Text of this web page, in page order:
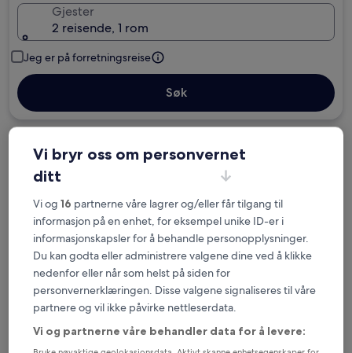
Gjester
2 reisende, 1 rom
Jeg er på forretningsreise
Søk
Alternativer med gratis avbestilling hvis
planene endrer seg
Samle fordeler for hver natt du
gjennomfører
Spar mer med medlemspriser
Sjekk priser på disse datoene
Vi bryr oss om personvernet
ditt
Vi og 16 partnerne våre lagrer og/eller får tilgang til
informasjon på en enhet, for eksempel unike ID-er i
informasjonskapsler for å behandle personopplysninger.
Du kan godta eller administrere valgene dine ved å klikke
nedenfor eller når som helst på siden for
personvernerklæringen. Disse valgene signaliseres til våre
partnere og vil ikke påvirke nettleserdata.
Vi og partnerne våre behandler data for å levere: